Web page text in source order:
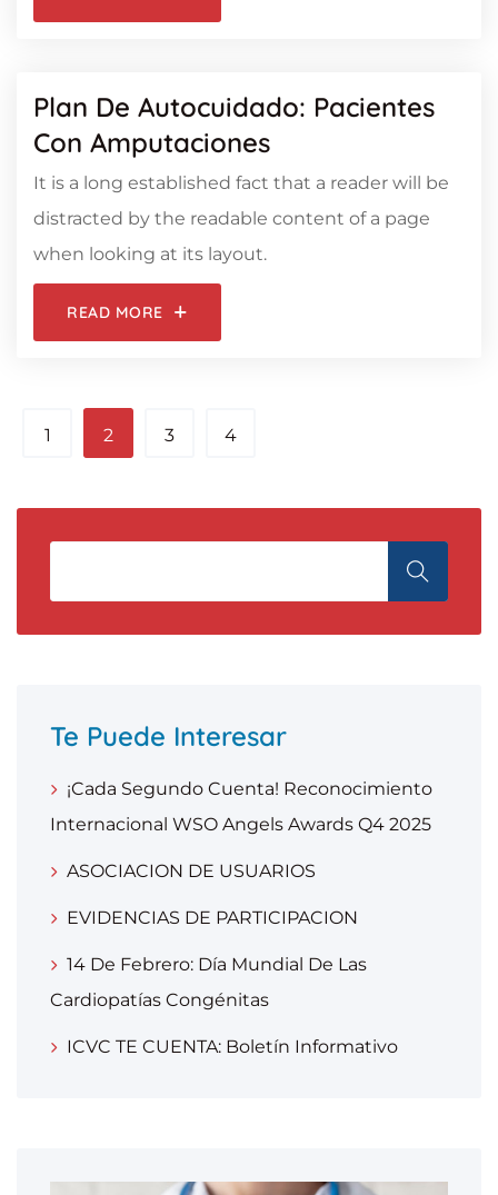
Plan De Autocuidado: Pacientes
Con Amputaciones
It is a long established fact that a reader will be
distracted by the readable content of a page
when looking at its layout.
READ MORE
1 2 3 4
Te Puede Interesar
¡Cada Segundo Cuenta! Reconocimiento
Internacional WSO Angels Awards Q4 2025
ASOCIACION DE USUARIOS
EVIDENCIAS DE PARTICIPACION
14 De Febrero: Día Mundial De Las
Cardiopatías Congénitas
ICVC TE CUENTA: Boletín Informativo